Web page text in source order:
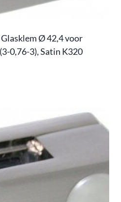
Ø 42,4 voor
0,76-3), Satin K320